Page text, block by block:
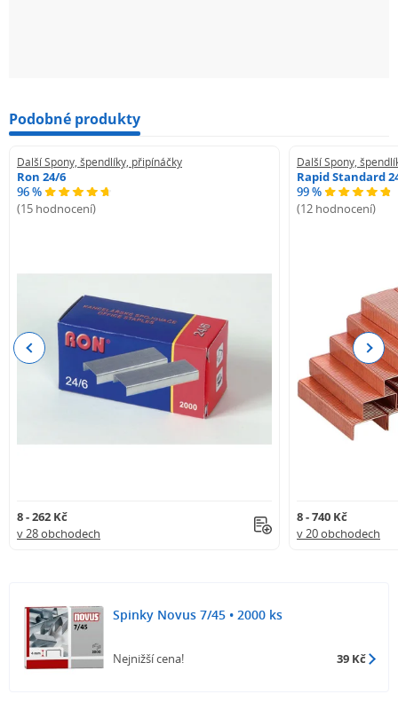
Podobné produkty
Další Spony, špendlíky, připínáčky
Ron 24/6
96 %
(15 hodnocení)
8 - 262 Kč
v 28 obchodech
Další Spony,
Rapid Standard
99 %
(12 hodnocení)
8 - 740 Kč
v 20 obchodech
Previous Next
Spinky Novus 7/45 • 2000 ks
Nejnižší cena! 39 Kč